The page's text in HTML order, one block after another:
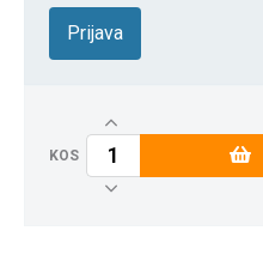
Prijava
KOS